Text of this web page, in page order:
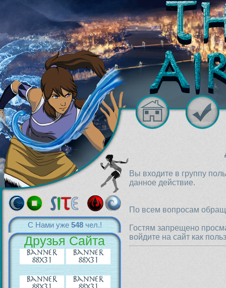
С Нами уже 548чел.!
Друзья Сайта
Вы входите в группу
данное действие.
По всем вопросам
Гостям запрещено
войдите на сайт как